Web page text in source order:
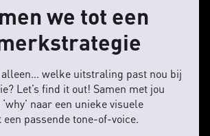
we tot een
alleen… welke uitstraling past nou bij
Let’s find it out! Samen met jou
naar een unieke visuele
passende tone-of-voice.